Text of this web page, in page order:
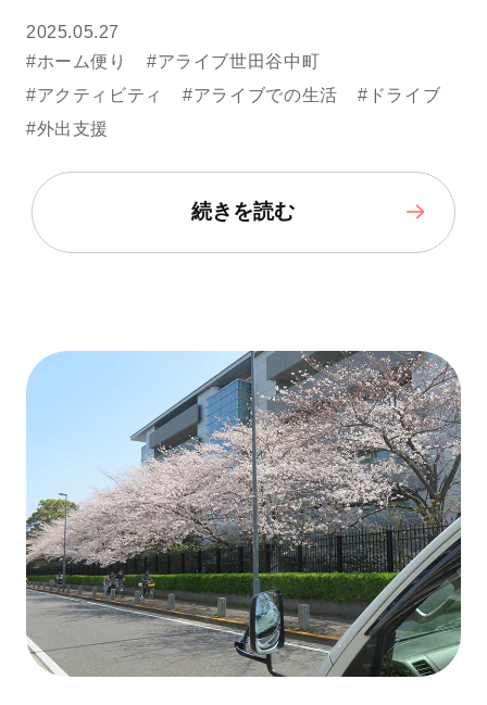
2025.05.27
#ホーム便り
#アライブ世田谷中町
#アクティビティ
#アライブでの生活
#ドライブ
#外出支援
続きを読む